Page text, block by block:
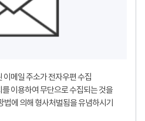
메일 주소가 전자우편 수집
이용하여 무단으로 수집되는 것을
에 의해 형사처벌됨을 유념하시기